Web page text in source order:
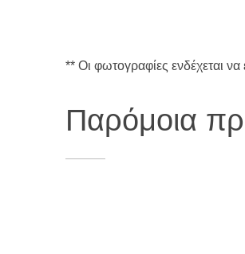
** Οι φωτογραφίες ενδέχεται
Παρόμοια